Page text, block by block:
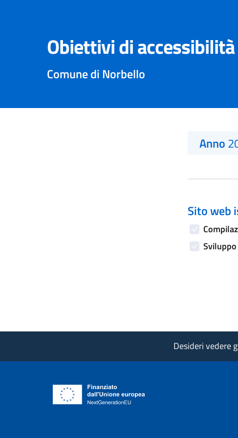
Obiettivi di accessibilità
Comune di Norbello
Anno
Sito web
Desideri vedere